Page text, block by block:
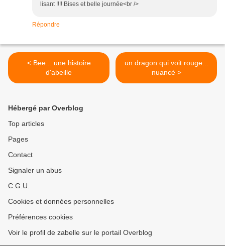
lisant !!!! Bises et belle journée<br />
Répondre
< Bee... une histoire
d'abeille
un dragon qui voit rouge...
nuancé >
Hébergé par Overblog
Top articles
Pages
Contact
Signaler un abus
C.G.U.
Cookies et données personnelles
Préférences cookies
Voir le profil de zabelle sur le portail Overblog